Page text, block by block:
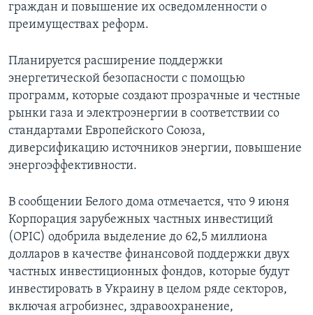
граждан и повышение их осведомленности о
преимуществах реформ.
Планируется расширение поддержки
энергетической безопасности с помощью
программ, которые создают прозрачные и честные
рынки газа и электроэнергии в соответствии со
стандартами Европейского Союза,
диверсификацию источников энергии, повышение
энергоэффективности.
В сообщении Белого дома отмечается, что 9 июня
Корпорация зарубежных частных инвестиций
(OPIC) одобрила выделение до 62,5 миллиона
долларов в качестве финансовой поддержки двух
частных инвестиционных фондов, которые будут
инвестировать в Украину в целом ряде секторов,
включая агробизнес, здравоохранение,